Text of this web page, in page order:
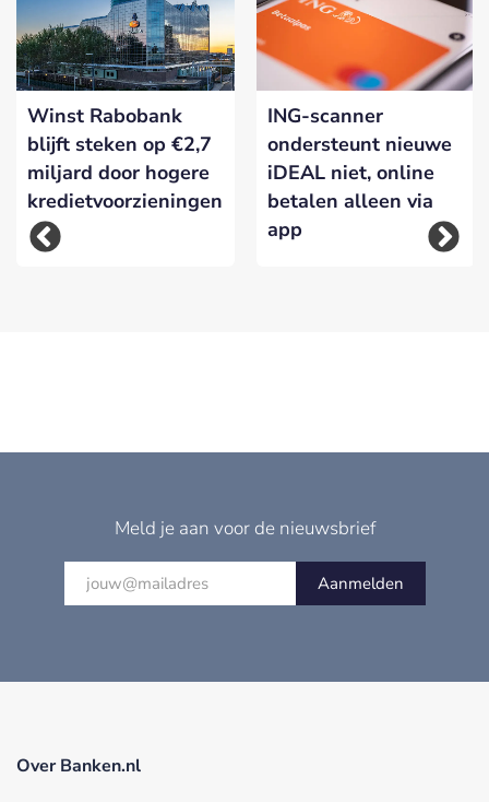
Winst Rabobank
blijft steken op €2,7
miljard door hogere
kredietvoorzieningen
ING-scanner
ondersteunt nieuwe
iDEAL niet, online
betalen alleen via
app
Meld je aan voor de nieuwsbrief
Aanmelden
Over Banken.nl